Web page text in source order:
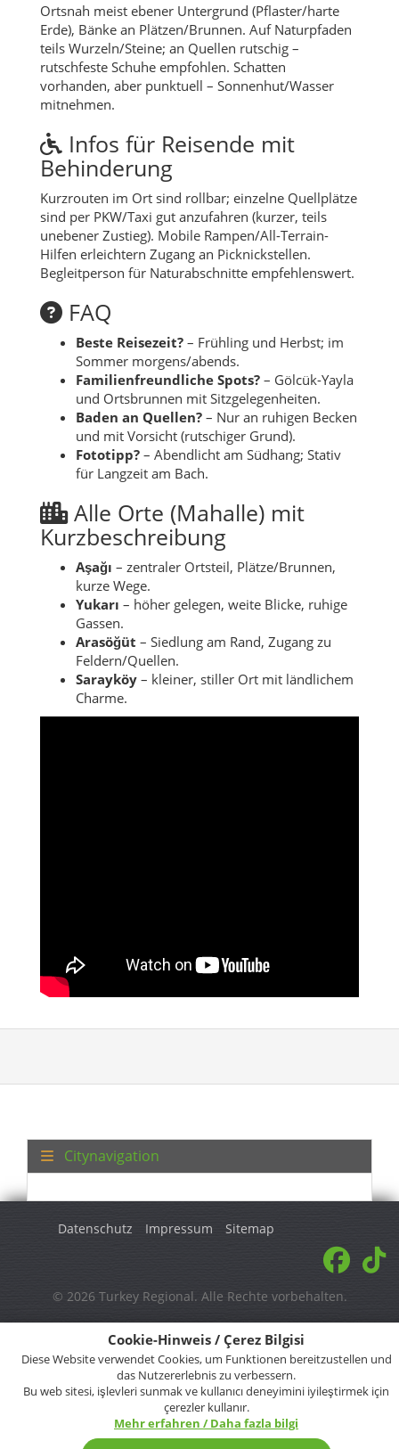
Cookie-Hinweis / Çerez Bilgisi
Diese Website verwendet Cookies, um Funktionen bereitzustellen und
das Nutzererlebnis zu verbessern.
Bu web sitesi, işlevleri sunmak ve kullanıcı deneyimini iyileştirmek için
çerezler kullanır.
Mehr erfahren / Daha fazla bilgi
Ortsnah meist ebener Untergrund (Pflaster/harte
Erde), Bänke an Plätzen/Brunnen. Auf Naturpfaden
teils Wurzeln/Steine; an Quellen rutschig –
rutschfeste Schuhe empfohlen. Schatten
vorhanden, aber punktuell – Sonnenhut/Wasser
mitnehmen.
Infos für Reisende mit
Behinderung
Kurzrouten im Ort sind rollbar; einzelne Quellplätze
sind per PKW/Taxi gut anzufahren (kurzer, teils
unebener Zustieg). Mobile Rampen/All-Terrain-
Hilfen erleichtern Zugang an Picknickstellen.
Begleitperson für Naturabschnitte empfehlenswert.
FAQ
Beste Reisezeit? – Frühling und Herbst; im
Sommer morgens/abends.
Familienfreundliche Spots? – Gölcük-Yayla
und Ortsbrunnen mit Sitzgelegenheiten.
Baden an Quellen? – Nur an ruhigen Becken
und mit Vorsicht (rutschiger Grund).
Fototipp? – Abendlicht am Südhang; Stativ
für Langzeit am Bach.
Alle Orte (Mahalle) mit
Kurzbeschreibung
Aşağı – zentraler Ortsteil, Plätze/Brunnen,
kurze Wege.
Yukarı – höher gelegen, weite Blicke, ruhige
Gassen.
Arasöğüt – Siedlung am Rand, Zugang zu
Feldern/Quellen.
Sarayköy – kleiner, stiller Ort mit ländlichem
Charme.
Citynavigation
Datenschutz Impressum Sitemap
© 2026 Turkey Regional. Alle Rechte vorbehalten.